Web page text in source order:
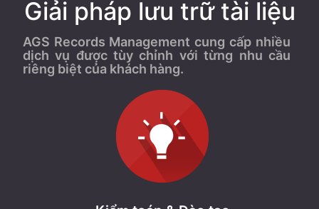
Giải pháp lưu trữ tài liệu
AGS Records Management cung cấp nhiều
dịch vụ được tùy chỉnh với từng nhu cầu
riêng biệt của khách hàng.